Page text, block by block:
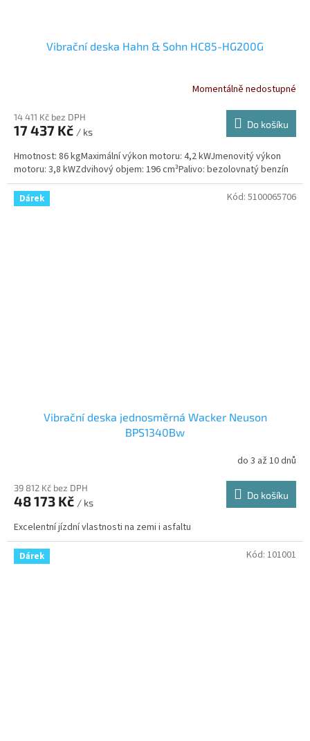
Vibrační deska Hahn & Sohn HC85-HG200G
Momentálně nedostupné
14 411 Kč bez DPH
17 437 Kč / ks
Do košíku
Hmotnost: 86 kgMaximální výkon motoru: 4,2 kWJmenovitý výkon
motoru: 3,8 kWZdvihový objem: 196 cm³Palivo: bezolovnatý benzín
Dárek
Vibrační deska jednosměrná Wacker Neuson
BPS1340Bw
do 3 až 10 dnů
39 812 Kč bez DPH
48 173 Kč / ks
Do košíku
Excelentní jízdní vlastnosti na zemi i asfaltu
Kód: 5100065706
Dárek Kód: 101001